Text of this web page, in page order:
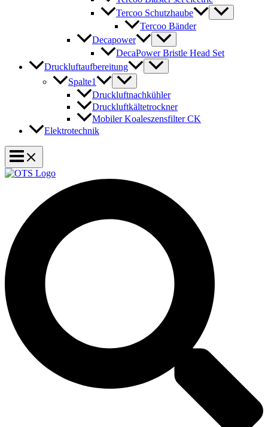
Tercoo Schutzhaube
Tercoo Bänder
Decapower
DecaPower Bristle Head Set
Druckluftaufbereitung
Spalte1
Druckluftnachkühler
Druckluftkältetrockner
Mobiler Koaleszensfilter CK
Elektrotechnik